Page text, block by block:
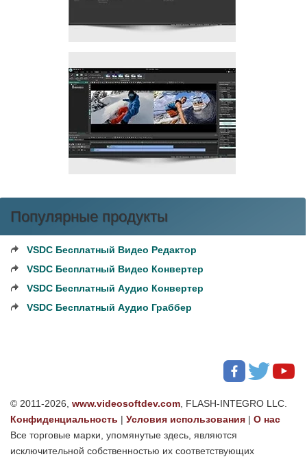
Популярные продукты
VSDC Бесплатный Видео Редактор
VSDC Бесплатный Видео Конвертер
VSDC Бесплатный Аудио Конвертер
VSDC Бесплатный Аудио Граббер
© 2011-2026, www.videosoftdev.com, FLASH-INTEGRO LLC.
Конфиденциальность | Условия использования | О нас
Все торговые марки, упомянутые здесь, являются
исключительной собственностью их соответствующих